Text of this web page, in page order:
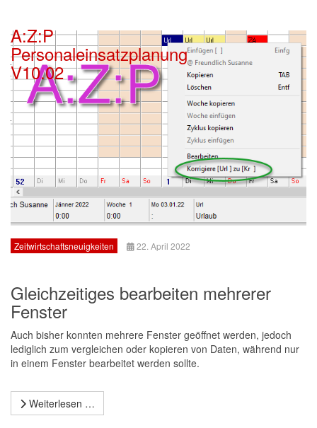
A:Z:P
Personaleinsatzplanung
V10.02
Zeitwirtschaftsneuigkeiten 22. April 2022
Gleichzeitiges bearbeiten mehrerer
Fenster
Auch bisher konnten mehrere Fenster geöffnet werden, jedoch
lediglich zum vergleichen oder kopieren von Daten, während nur
in einem Fenster bearbeitet werden sollte.
Weiterlesen …